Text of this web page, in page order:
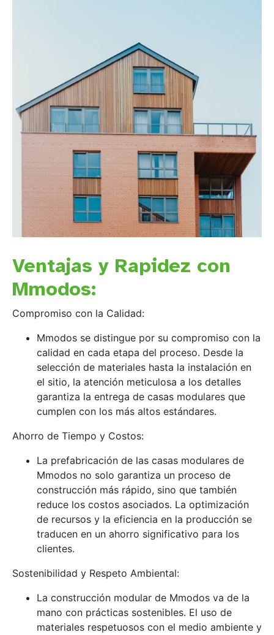
Ventajas y Rapidez con
Mmodos:
Compromiso con la Calidad:
Mmodos se distingue por su compromiso con la
calidad en cada etapa del proceso. Desde la
selección de materiales hasta la instalación en
el sitio, la atención meticulosa a los detalles
garantiza la entrega de casas modulares que
cumplen con los más altos estándares.
Ahorro de Tiempo y Costos:
La prefabricación de las casas modulares de
Mmodos no solo garantiza un proceso de
construcción más rápido, sino que también
reduce los costos asociados. La optimización
de recursos y la eficiencia en la producción se
traducen en un ahorro significativo para los
clientes.
Sostenibilidad y Respeto Ambiental:
La construcción modular de Mmodos va de la
mano con prácticas sostenibles. El uso de
materiales respetuosos con el medio ambiente y